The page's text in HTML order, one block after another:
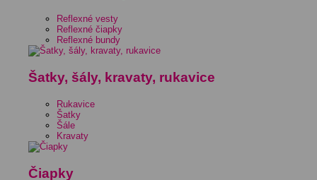
Reflexné vesty
Reflexné čiapky
Reflexné bundy
Šatky, šály, kravaty, rukavice
Rukavice
Šatky
Šále
Kravaty
Čiapky